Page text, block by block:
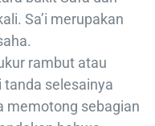
Sa’i merupakan
rambut atau
selesainya
memotong sebagian